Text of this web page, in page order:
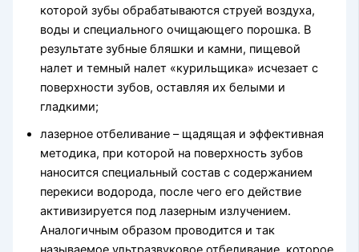
которой зубы обрабатываются струей воздуха,
воды и специального очищающего порошка. В
результате зубные бляшки и камни, пищевой
налет и темный налет «курильщика» исчезает с
поверхности зубов, оставляя их белыми и
гладкими;
лазерное отбеливание – щадящая и эффективная
методика, при которой на поверхность зубов
наносится специальный состав с содержанием
перекиси водорода, после чего его действие
активизируется под лазерным излучением.
Аналогичным образом проводится и так